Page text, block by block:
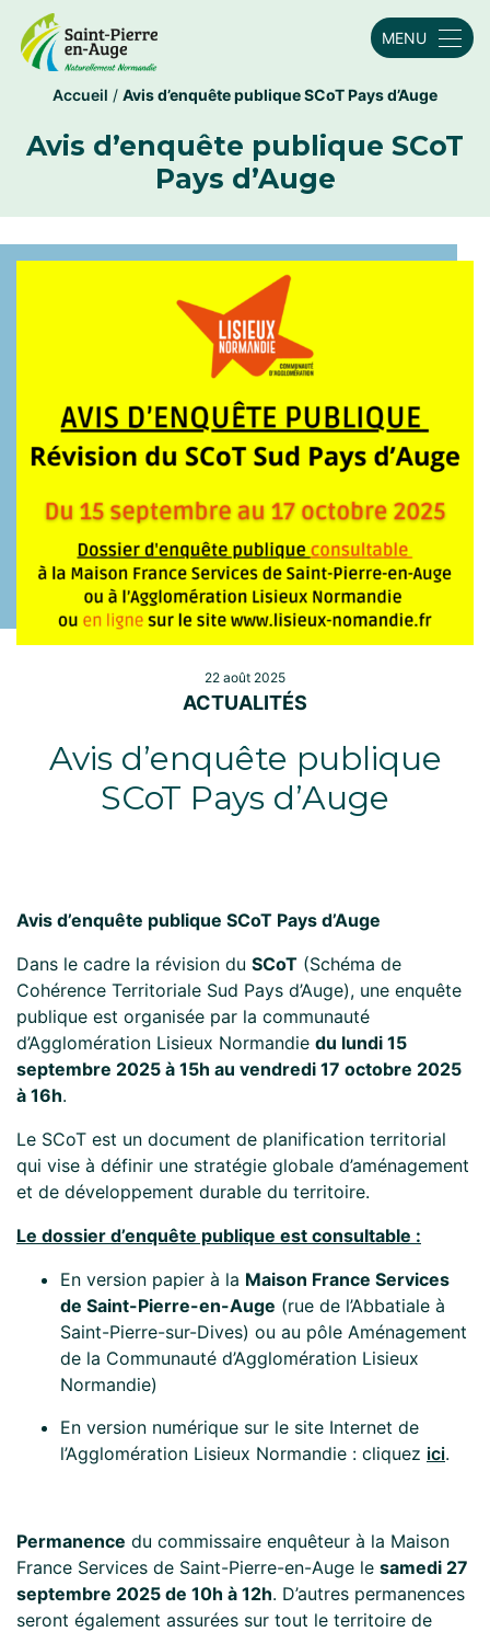
MENU
Accueil / Avis d’enquête publique SCoT Pays d’Auge
Avis d’enquête publique SCoT
Pays d’Auge
22 août 2025
ACTUALITÉS
Avis d’enquête publique
SCoT Pays d’Auge
Avis d’enquête publique SCoT Pays d’Auge
Dans le cadre la révision du SCoT (Schéma de
Cohérence Territoriale Sud Pays d’Auge), une enquête
publique est organisée par la communauté
d’Agglomération Lisieux Normandie du lundi 15
septembre 2025 à 15h au vendredi 17 octobre 2025
à 16h.
Le SCoT est un document de planification territorial
qui vise à définir une stratégie globale d’aménagement
et de développement durable du territoire.
Le dossier d’enquête publique est consultable :
En version papier à la Maison France Services
de Saint-Pierre-en-Auge (rue de l’Abbatiale à
Saint-Pierre-sur-Dives) ou au pôle Aménagement
de la Communauté d’Agglomération Lisieux
Normandie)
En version numérique sur le site Internet de
l’Agglomération Lisieux Normandie : cliquez ici.
Permanence du commissaire enquêteur à la Maison
France Services de Saint-Pierre-en-Auge le samedi 27
septembre 2025 de 10h à 12h. D’autres permanences
seront également assurées sur tout le territoire de